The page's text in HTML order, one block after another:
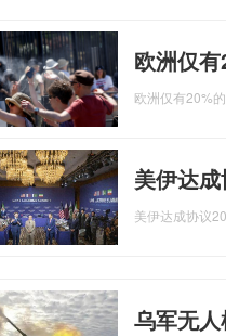
欧洲仅
欧洲仅有20%
美伊达
美伊达成协议
乌军无